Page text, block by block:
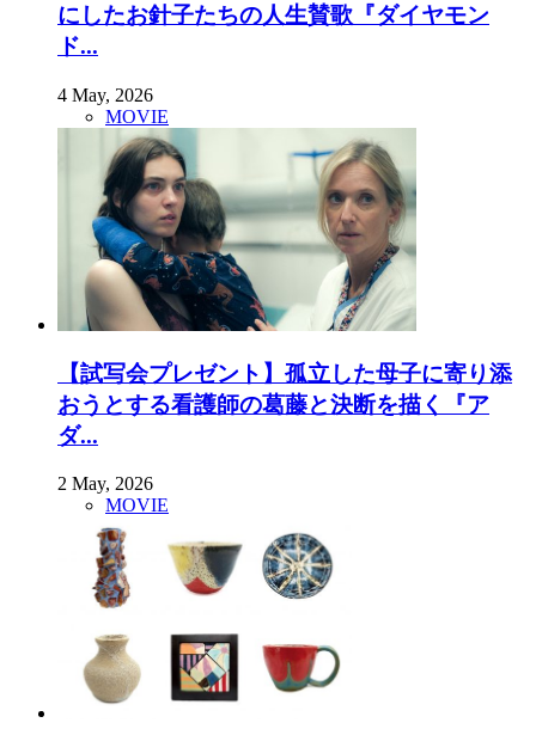
にしたお針子たちの人生賛歌『ダイヤモン
ド...
4 May, 2026
MOVIE
【試写会プレゼント】孤立した母子に寄り添
おうとする看護師の葛藤と決断を描く『ア
ダ...
2 May, 2026
MOVIE